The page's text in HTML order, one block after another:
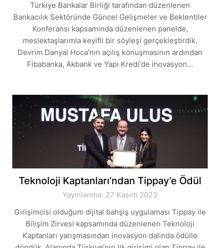
Türkiye Bankalar Birliği tarafından düzenlenen
Bankacılık Sektöründe Güncel Gelişmeler ve Beklentiler
Konferansı kapsamında düzenlenen panelde,
meslektaşlarımla keyifli bir söyleşi gerçekleştirdik.
Devrim Danyal Hoca’nın açılış konuşmasının ardından
Fibabanka, Akbank ve Yapı Kredi‘de inovasyon…
Teknoloji Kaptanları’ndan Tippay’e Ödül
Yayınlanma: 27 Kasım 2023
Girişimcisi olduğum dijital bahşiş uygulaması Tippay ile
Bilişim Zirvesi kapsamında düzenlenen Teknoloji
Kaptanları yarışmasından inovasyon dalında ödülle